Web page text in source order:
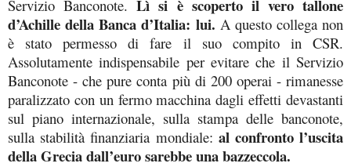
Servizio Banconote.Lì si è scoperto il vero tallone
d’Achille della Banca d’Italia: lui. A questo collega non
è stato permesso di fare il suo compito in CSR.
Assolutamente indispensabile per evitare che il Servizio
Banconote - che pure conta più di 200 operai - rimanesse
paralizzato con un fermo macchina dagli effetti devastanti
sul piano internazionale, sulla stampa delle banconote,
sulla stabilità finanziaria mondiale: al confronto l’uscita
della Grecia dall’euro sarebbe una bazzeccola.